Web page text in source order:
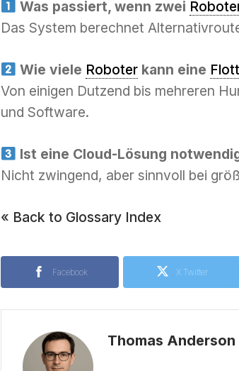
Was passiert, wenn zwei
Das System berechnet
Wie viele Roboterkann eine
Von einigen Dutzend bis mehreren
und Software.
Ist eine Cloud-Lösung
Nicht zwingend, aber sinnvoll bei
« Back to Glossary Index
Facebook X Twitter
Thomas Anderson